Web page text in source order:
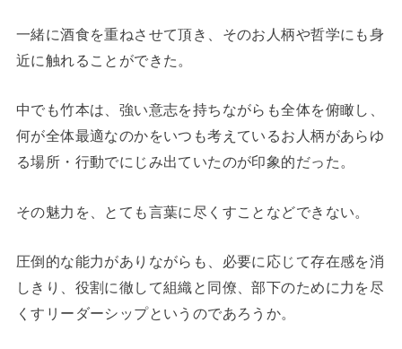
一緒に酒食を重ねさせて頂き、そのお人柄や哲学にも身
近に触れることができた。
中でも竹本は、強い意志を持ちながらも全体を俯瞰し、
何が全体最適なのかをいつも考えているお人柄があらゆ
る場所・行動でにじみ出ていたのが印象的だった。
その魅力を、とても言葉に尽くすことなどできない。
圧倒的な能力がありながらも、必要に応じて存在感を消
しきり、役割に徹して組織と同僚、部下のために力を尽
くすリーダーシップというのであろうか。